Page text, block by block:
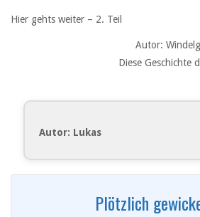
Hier gehts weiter – 2. Teil
Autor:
Diese Geschichte
Autor: Lukas
Plötzlich